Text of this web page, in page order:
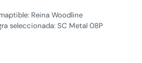
Reina Woodline
seleccionada: SC Metal 08P